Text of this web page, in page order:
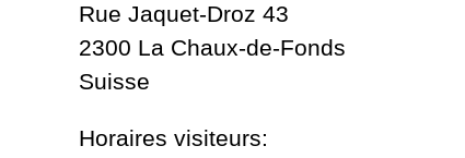
Rue Jaquet-Droz 43
2300 La Chaux-de-Fonds
Suisse
Horaires visiteurs: